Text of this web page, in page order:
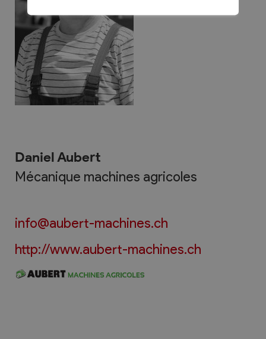
Daniel Aubert
Mécanique machines agricoles
info@aubert-machines.ch
http://www.aubert-machines.ch